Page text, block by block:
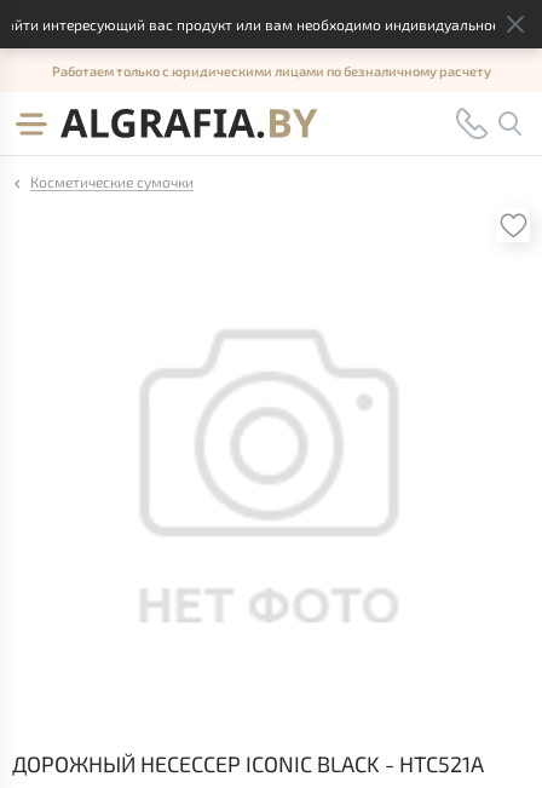
интересующий вас продукт или вам необходимо индивидуальное
Работаем только с юридическими лицами по безналичному расчету
Косметические сумочки
ДОРОЖНЫЙ НЕСЕССЕР ICONIC BLACK - HTC521A